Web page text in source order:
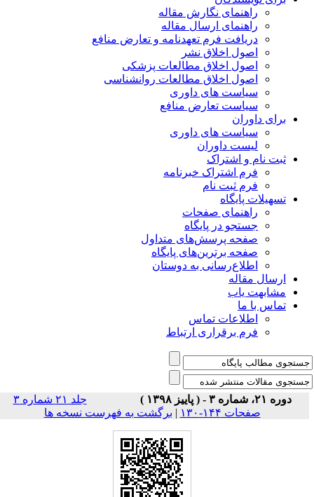
راهنمای نگارش مقاله
راهنمای ارسال مقاله
دریافت فرم تعهدنامه و تعارض منافع
اصول اخلاق نشر
اصول اخلاق مطالعات پزشکی
اصول اخلاق مطالعات روانشناسی
سیاست های داوری
سیاست تعارض منافع
برای داوران
سیاست های داوری
لیست داوران
ثبت نام و اشتراک
فرم اشتراک خبرنامه
فرم ثبت نام
تسهیلات پایگاه
راهنمای صفحات
جستجو در پایگاه
صفحه پرسش‌های متداول
صفحه برترین‌های پایگاه
اطلاع‌رسانی به دوستان
ارسال مقاله
مشابهت یاب
تماس با ما
اطلاعات تماس
فرم برقراری ارتباط
دوره ۲۱، شماره ۳ - ( پاییز ۱۳۹۸ )
جلد ۲۱ شماره ۳
صفحات ۱۴۴-۱۳۰
| برگشت به فهرست نسخه ها